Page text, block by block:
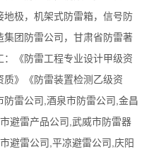
地极，机架式防雷箱，信号防
团防雷公司，甘肃省防雷著
《防雷工程专业设计甲级资
》《防雷装置检测乙级资
雷公司,酒泉市防雷公司,金昌
避雷产品公司,武威市防雷器
避雷公司,平凉避雷公司,庆阳